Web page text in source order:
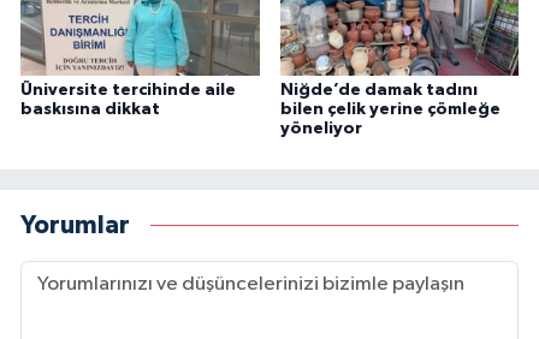
Üniversite tercihinde aile
baskısına dikkat
Niğde’de damak tadını
bilen çelik yerine çömleğe
yöneliyor
Yorumlar